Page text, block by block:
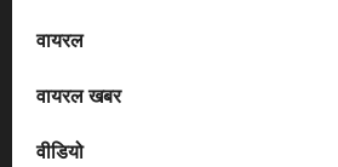
वायरल
वायरल खबर
वीडियो